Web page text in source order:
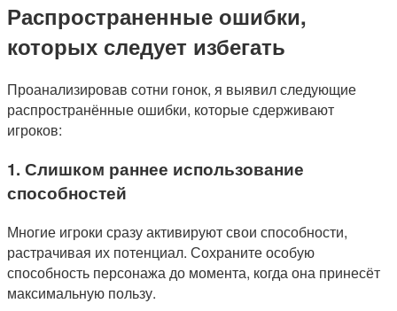
Распространенные ошибки,
которых следует избегать
Проанализировав сотни гонок, я выявил следующие
распространённые ошибки, которые сдерживают
игроков:
1. Слишком раннее использование
способностей
Многие игроки сразу активируют свои способности,
растрачивая их потенциал. Сохраните особую
способность персонажа до момента, когда она принесёт
максимальную пользу.